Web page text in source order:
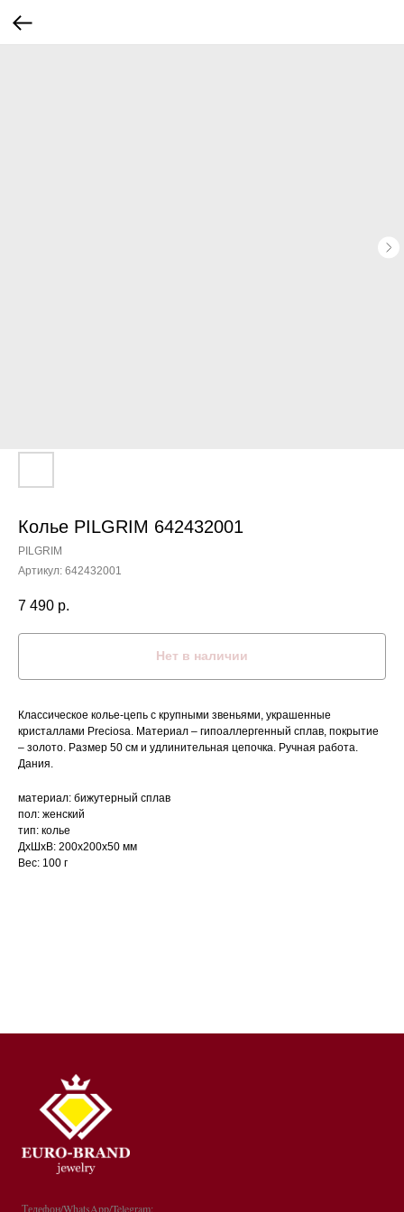
Колье PILGRIM 642432001
PILGRIM
Артикул: 642432001
7 490 р.
Нет в наличии
Классическое колье-цепь с крупными звеньями, украшенные
кристаллами Preciosa. Материал – гипоаллергенный сплав, покрытие
– золото. Размер 50 см и удлинительная цепочка. Ручная работа.
Дания.
материал: бижутерный сплав
пол: женский
тип: колье
ДxШxВ: 200x200x50 мм
Вес: 100 г
Телефон/WhatsApp/Telegram: